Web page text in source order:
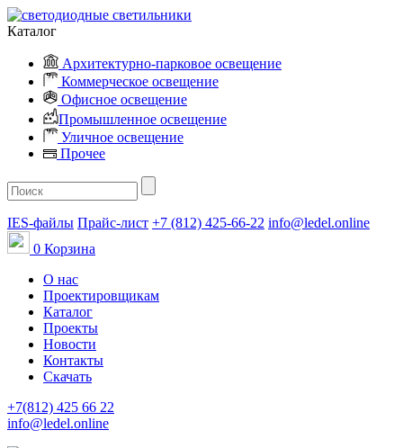
Каталог
Архитектурно-парковое освещение
Коммерческое освещение
Офисное освещение
Промышленное освещение
Уличное освещение
Прочее
IES-файлы Прайс-лист +7 (812) 425-66-22 info@ledel.online
0 Корзина
О нас
Проектировщикам
Каталог
Проекты
Новости
Контакты
Скачать
+7(812) 425 66 22
info@ledel.online